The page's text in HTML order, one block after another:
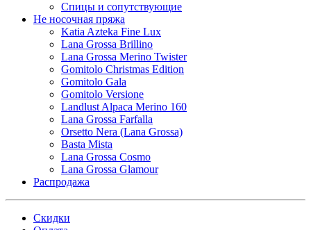
Спицы и сопутствующие
Не носочная пряжа
Katia Azteka Fine Lux
Lana Grossa Brillino
Lana Grossa Merino Twister
Gomitolo Christmas Edition
Gomitolo Gala
Gomitolo Versione
Landlust Alpaca Merino 160
Lana Grossa Farfalla
Orsetto Nera (Lana Grossa)
Basta Mista
Lana Grossa Cosmo
Lana Grossa Glamour
Распродажа
Скидки